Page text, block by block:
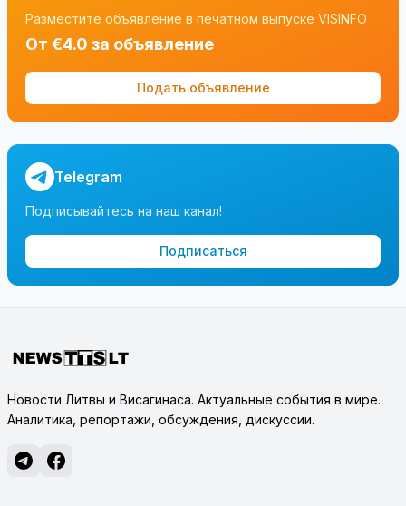
Разместите объявление в печатном выпуске VISINFO
От €4.0 за объявление
Подать объявление
Telegram
Подписывайтесь на наш канал!
Подписаться
Новости Литвы и Висагинаса. Актуальные события в мире.
Аналитика, репортажи, обсуждения, дискуссии.